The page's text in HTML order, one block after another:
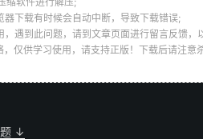
下载有时候会自动中断，导致下载错误;
遇到此问题，请到文章页面进行留言反馈，
仅供学习使用，请支持正版！下载后请注意杀
↓